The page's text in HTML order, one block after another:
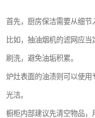
首先，厨房保洁需要从细节
比如，抽油烟机的滤网应
刷洗，避免油垢积累。
炉灶表面的油渍则可以使用
光洁。
橱柜内部建议先清空物品